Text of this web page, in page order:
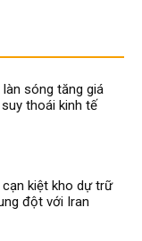
sóng tăng giá
thoái kinh tế
kiệt kho dự trữ
đột với Iran